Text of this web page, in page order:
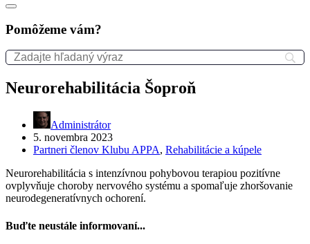
Pomôžeme vám?
Neurorehabilitácia Šoproň
Administrátor
5. novembra 2023
Partneri členov Klubu APPA, Rehabilitácie a kúpele
Neurorehabilitácia s intenzívnou pohybovou terapiou pozitívne
ovplyvňuje choroby nervového systému a spomaľuje zhoršovanie
neurodegeneratívnych ochorení.
Buďte neustále informovaní...